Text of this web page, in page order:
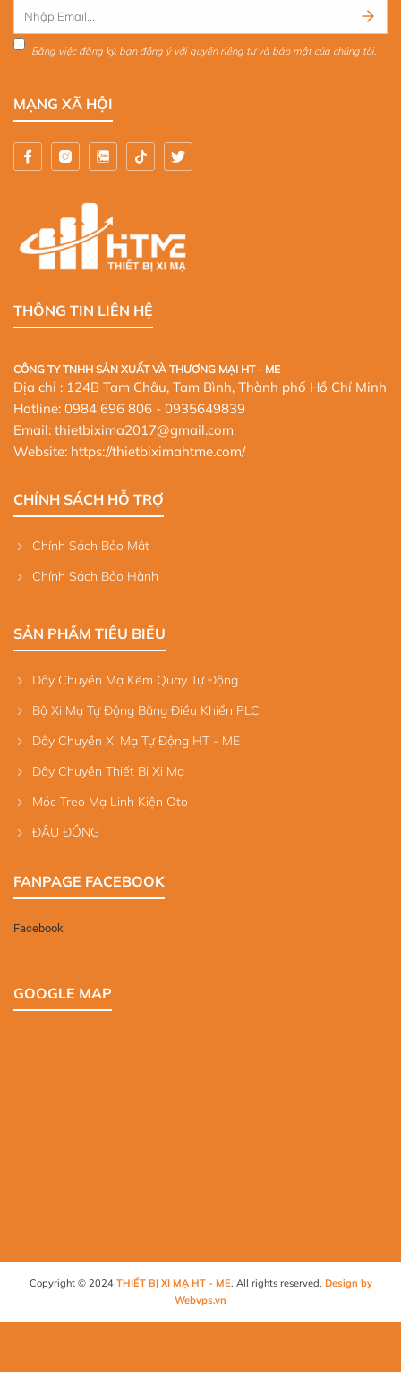
Bằng việc đăng ký, bạn đồng ý với quyền riêng tư và bảo mật của chúng tôi.
MẠNG XÃ HỘI
THÔNG TIN LIÊN HỆ
CÔNG TY TNHH SẢN XUẤT VÀ THƯƠNG MẠI HT - ME
Địa chỉ : 124B Tam Châu, Tam Bình, Thành phố Hồ Chí Minh
Hotline: 0984 696 806 - 0935649839
Email: thietbixima2017@gmail.com
Website: https://thietbiximahtme.com/
CHÍNH SÁCH HỖ TRỢ
Chính Sách Bảo Mật
Chính Sách Bảo Hành
SẢN PHẨM TIÊU BIỂU
Dây Chuyền Mạ Kẽm Quay Tự Động
Bộ Xi Mạ Tự Động Bằng Điều Khiển PLC
Dây Chuyền Xi Mạ Tự Động HT - ME
Dây Chuyền Thiết Bị Xi Mạ
Móc Treo Mạ Linh Kiện Oto
ĐẦU ĐỒNG
FANPAGE FACEBOOK
Facebook
GOOGLE MAP
Copyright © 2024 THIẾT BỊ XI MẠ HT - ME . All rights reserved. Design by
Webvps.vn